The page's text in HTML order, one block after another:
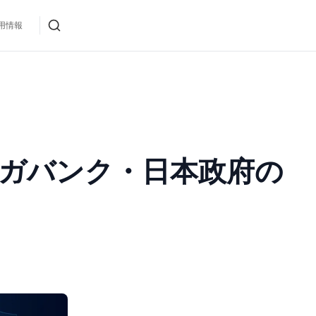
情報
バンク・日本政府の